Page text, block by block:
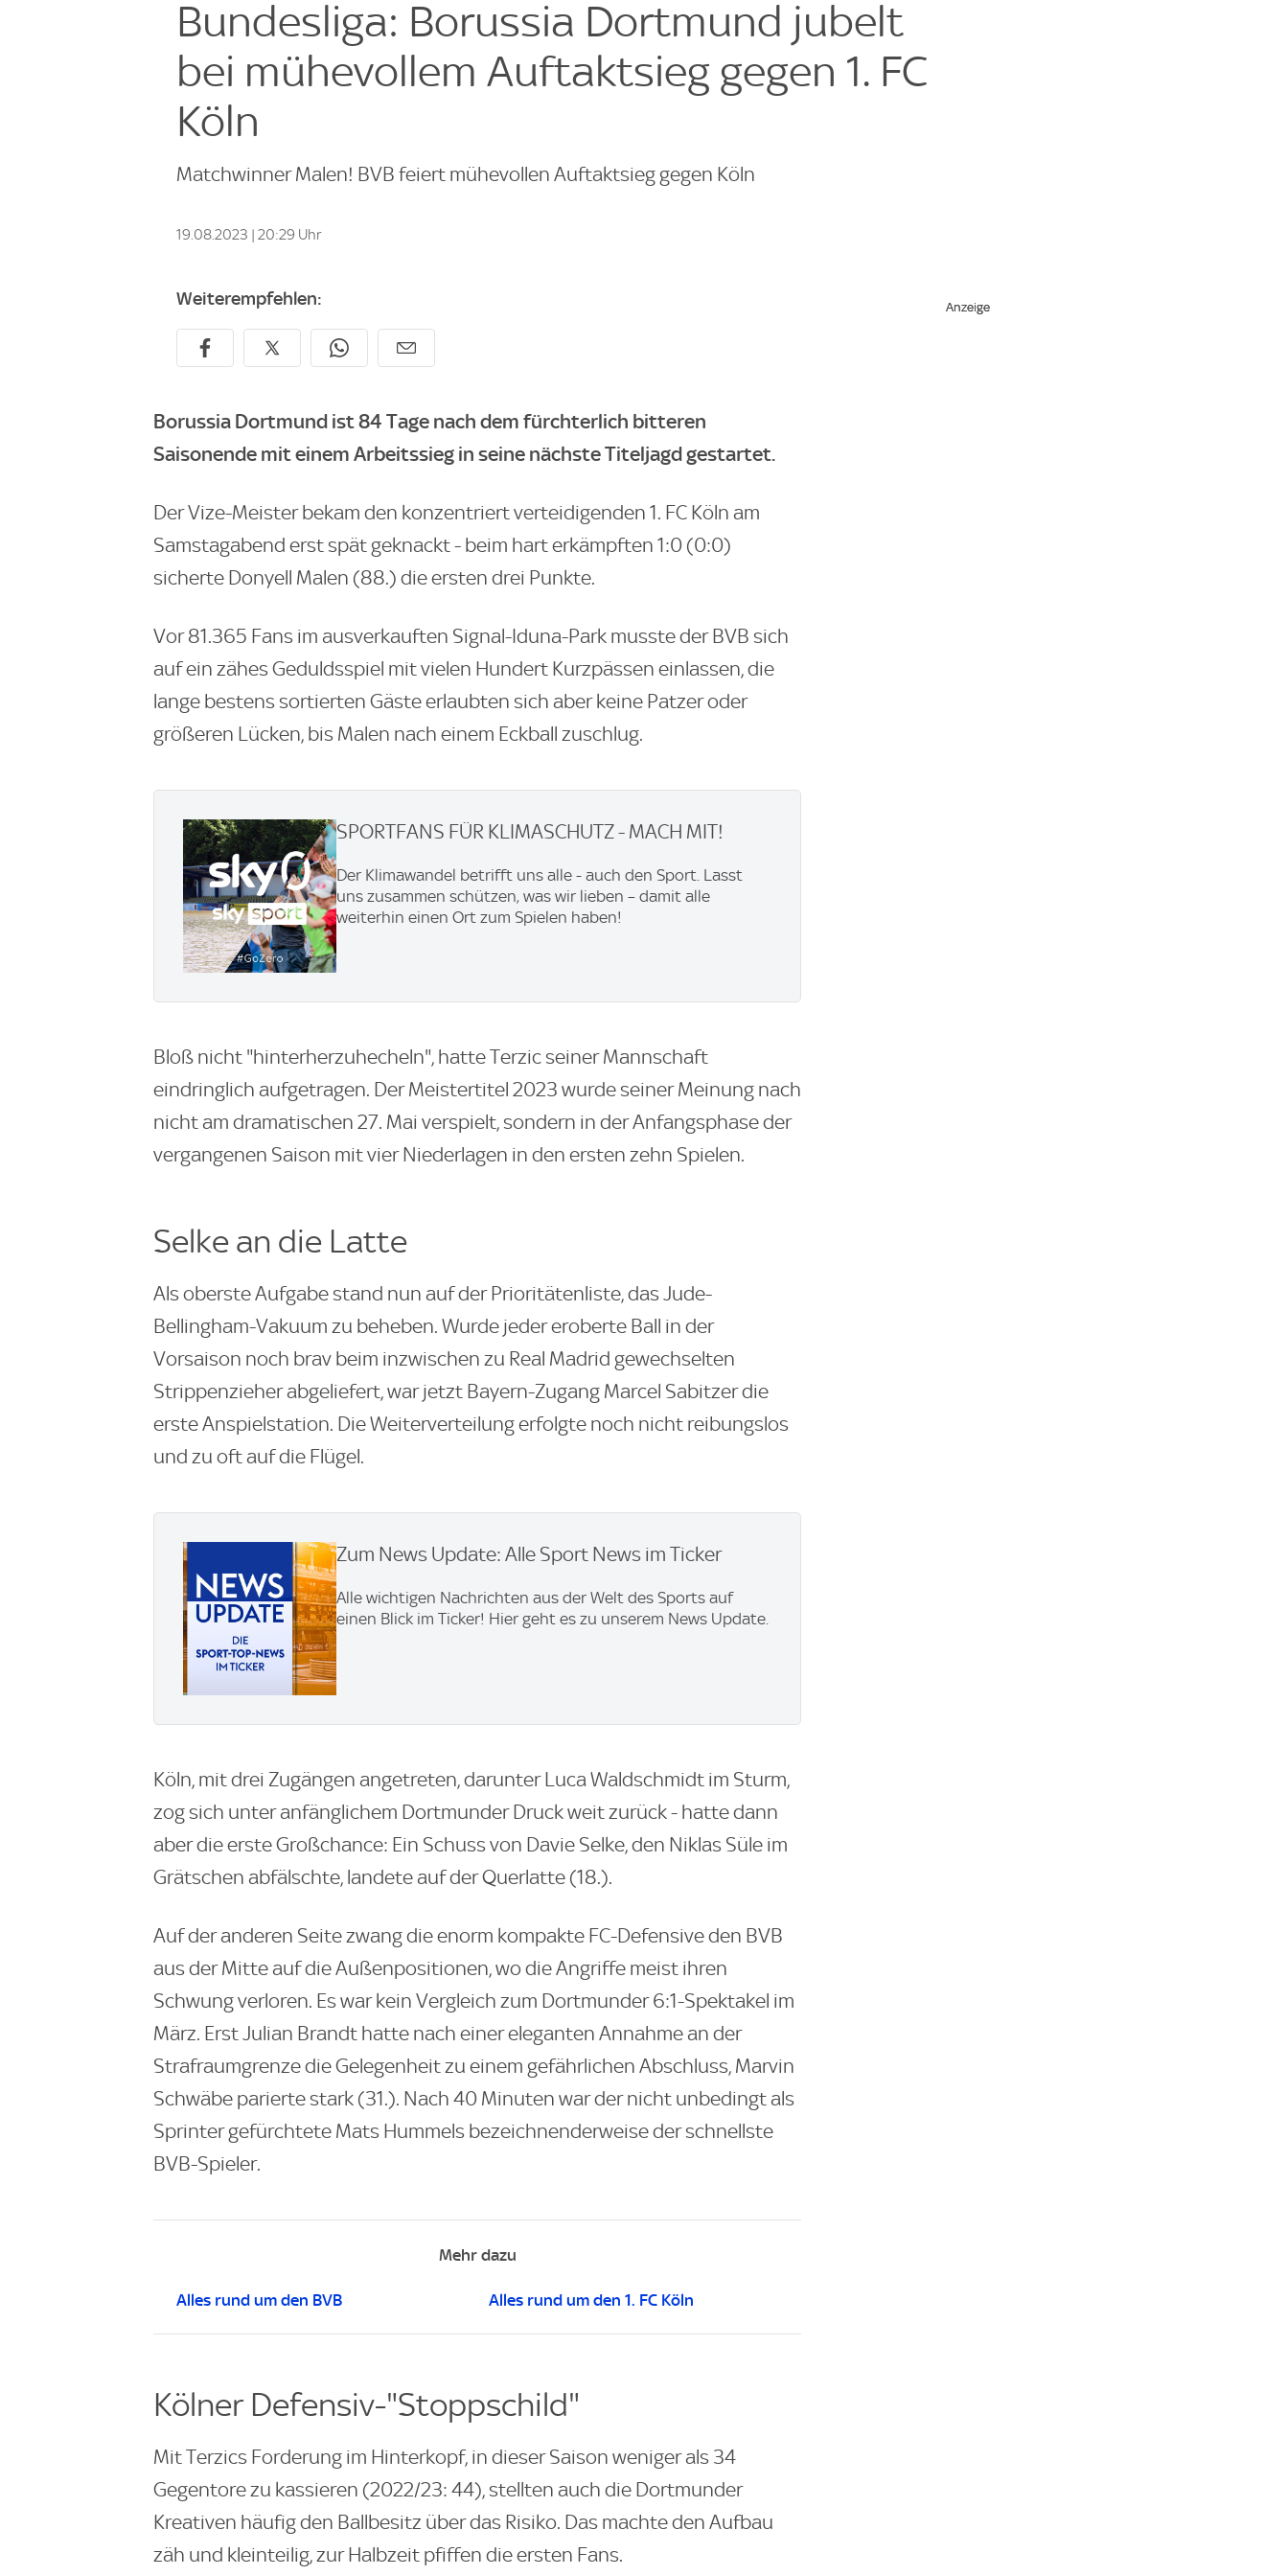
Bundesliga: Borussia Dortmund jubelt
bei mühevollem Auftaktsieg gegen 1. FC
Köln
Matchwinner Malen! BVB feiert mühevollen Auftaktsieg gegen Köln
19.08.2023 | 20:29 Uhr
Weiterempfehlen:
Borussia Dortmund ist 84 Tage nach dem fürchterlich bitteren
Saisonende mit einem Arbeitssieg in seine nächste Titeljagd gestartet.
Der Vize-Meister bekam den konzentriert verteidigenden 1. FC Köln am
Samstagabend erst spät geknackt - beim hart erkämpften 1:0 (0:0)
sicherte Donyell Malen (88.) die ersten drei Punkte.
Vor 81.365 Fans im ausverkauften Signal-Iduna-Park musste der BVB sich
auf ein zähes Geduldsspiel mit vielen Hundert Kurzpässen einlassen, die
lange bestens sortierten Gäste erlaubten sich aber keine Patzer oder
größeren Lücken, bis Malen nach einem Eckball zuschlug.
SPORTFANS FÜR KLIMASCHUTZ - MACH MIT!
Der Klimawandel betrifft uns alle - auch den Sport. Lasst
uns zusammen schützen, was wir lieben – damit alle
weiterhin einen Ort zum Spielen haben!
Bloß nicht "hinterherzuhecheln", hatte Terzic seiner Mannschaft
eindringlich aufgetragen. Der Meistertitel 2023 wurde seiner Meinung nach
nicht am dramatischen 27. Mai verspielt, sondern in der Anfangsphase der
vergangenen Saison mit vier Niederlagen in den ersten zehn Spielen.
Selke an die Latte
Als oberste Aufgabe stand nun auf der Prioritätenliste, das Jude-
Bellingham-Vakuum zu beheben. Wurde jeder eroberte Ball in der
Vorsaison noch brav beim inzwischen zu Real Madrid gewechselten
Strippenzieher abgeliefert, war jetzt Bayern-Zugang Marcel Sabitzer die
erste Anspielstation. Die Weiterverteilung erfolgte noch nicht reibungslos
und zu oft auf die Flügel.
Zum News Update: Alle Sport News im Ticker
Alle wichtigen Nachrichten aus der Welt des Sports auf
einen Blick im Ticker! Hier geht es zu unserem News Update.
Köln, mit drei Zugängen angetreten, darunter Luca Waldschmidt im Sturm,
zog sich unter anfänglichem Dortmunder Druck weit zurück - hatte dann
aber die erste Großchance: Ein Schuss von Davie Selke, den Niklas Süle im
Grätschen abfälschte, landete auf der Querlatte (18.).
Auf der anderen Seite zwang die enorm kompakte FC-Defensive den BVB
aus der Mitte auf die Außenpositionen, wo die Angriffe meist ihren
Schwung verloren. Es war kein Vergleich zum Dortmunder 6:1-Spektakel im
März. Erst Julian Brandt hatte nach einer eleganten Annahme an der
Strafraumgrenze die Gelegenheit zu einem gefährlichen Abschluss, Marvin
Schwäbe parierte stark (31.). Nach 40 Minuten war der nicht unbedingt als
Sprinter gefürchtete Mats Hummels bezeichnenderweise der schnellste
BVB-Spieler.
Mehr dazu
Alles rund um den BVB Alles rund um den 1. FC Köln
Kölner Defensiv-"Stoppschild"
Mit Terzics Forderung im Hinterkopf, in dieser Saison weniger als 34
Gegentore zu kassieren (2022/23: 44), stellten auch die Dortmunder
Kreativen häufig den Ballbesitz über das Risiko. Das machte den Aufbau
zäh und kleinteilig, zur Halbzeit pfiffen die ersten Fans.